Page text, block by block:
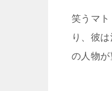
笑うマ
り、彼
の人物が